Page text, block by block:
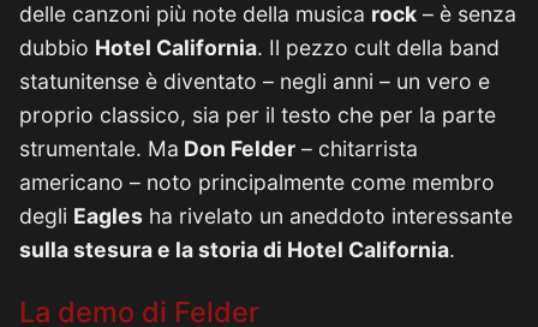
delle canzoni più note della musica rock – è senza
dubbio Hotel California. Il pezzo cult della band
statunitense è diventato – negli anni – un vero e
proprio classico, sia per il testo che per la parte
strumentale. Ma Don Felder – chitarrista
americano – noto principalmente come membro
degli Eagles ha rivelato un aneddoto interessante
sulla stesura e la storia di Hotel California.
La demo di Felder